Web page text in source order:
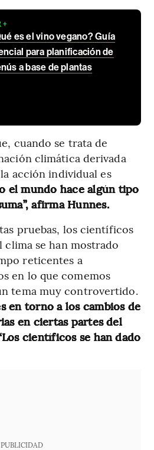
+
es el vino vegano? Guía
para planificación de
a base de plantas
cuando se trata de
climática derivada
acción individual es
el mundo hace algún tipo
afirma Hunnes.
pruebas, los científicos
clima se han mostrado
reticentes a
en lo que comemos
tema muy controvertido.
en torno a los cambios de
en ciertas partes del
científicos se han dado
PUBLICIDAD